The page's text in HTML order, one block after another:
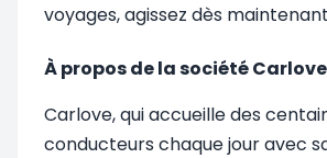
voyages, agissez dès
À propos de la société Carlove
Carlove, qui accueille des
conducteurs chaque jour avec